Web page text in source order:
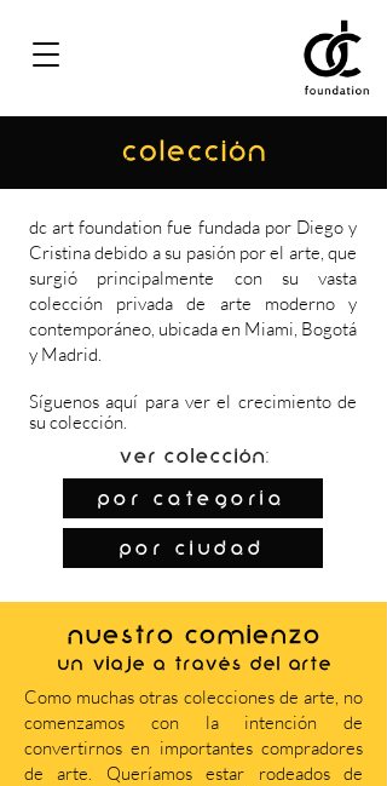
COLECCIÓN
dc art foundation fue fundada por Diego y
Cristina debido a su pasión por el arte, que
surgió principalmente con su vasta
colección privada de arte moderno y
contemporáneo, ubicada en Miami, Bogotá
y Madrid.
Síguenosaquí para ver el crecimiento de
su colección.
Ver colección:
por categoría
por ciudad
NUESTRO COMIENZO
Un viaje a través del arte
Como muchas otras colecciones de arte, no
comenzamos con la intención de
convertirnos en importantes compradores
de arte. Queríamos estar rodeados de